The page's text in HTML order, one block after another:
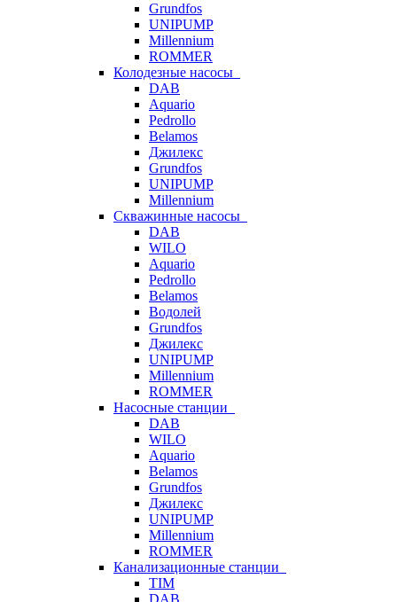
Grundfos
UNIPUMP
Millennium
ROMMER
Колодезные насосы
DAB
Aquario
Pedrollo
Belamos
Джилекс
Grundfos
UNIPUMP
Millennium
Скважинные насосы
DAB
WILO
Aquario
Pedrollo
Belamos
Водолей
Grundfos
Джилекс
UNIPUMP
Millennium
ROMMER
Насосные станции
DAB
WILO
Aquario
Belamos
Grundfos
Джилекс
UNIPUMP
Millennium
ROMMER
Канализационные станции
TIM
DAB